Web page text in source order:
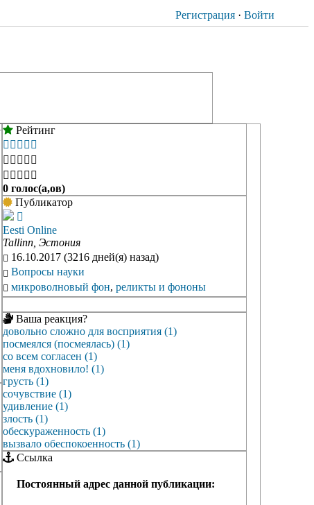
Регистрация · Войти
Рейтинг
    
0 голос(а,ов)
Публикатор
Eesti Online
Tallinn, Эстония
16.10.2017 (3216 дней(я) назад)
Вопросы науки
микроволновый фон, реликты и фононы
Ваша реакция?
довольно сложно для восприятия (1)
посмеялся (посмеялась) (1)
со всем согласен (1)
меня вдохновило! (1)
грусть (1)
сочувствие (1)
удивление (1)
злость (1)
обескураженность (1)
вызвало обеспокоенность (1)
Ссылка
Постоянный адрес данной публикации: